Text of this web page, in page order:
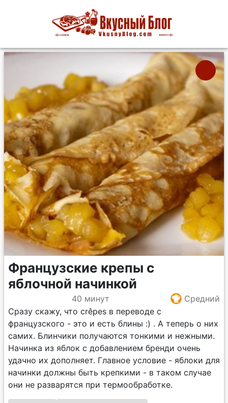
Французские крепы с
яблочной начинкой
40 минут
Средний
Сразу скажу, что сrêpes в переводе с
французского - это и есть блины :) . А теперь о них
самих. Блинчики получаются тонкими и нежными.
Начинка из яблок с добавлением бренди очень
удачно их дополняет. Главное условие - яблоки для
начинки должны быть крепкими - в таком случае
они не разварятся при термообработке.